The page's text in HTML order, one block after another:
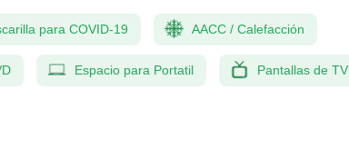
para COVID-19 AACC / Calefacción
Espacio para Portatil Pantallas de TV